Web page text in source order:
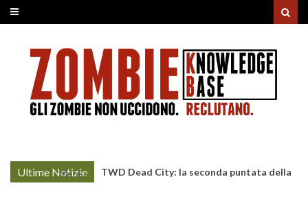
Ultime Notizie
More »
TWD Dead City: la seconda puntata della